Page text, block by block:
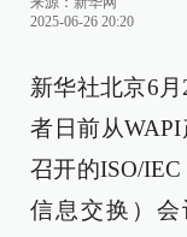
2025-06-26 20:20
新华社北京6
者日前从
召开的ISO/
信息交换）